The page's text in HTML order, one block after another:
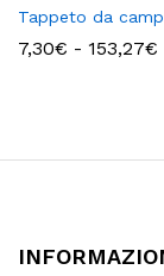
Tappeto da
7,30€ - 153,27€